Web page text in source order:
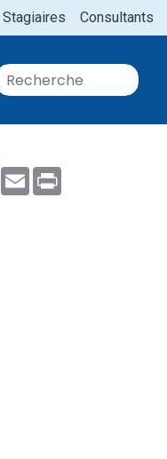
Consultants
Stagiaires
ShareEmail